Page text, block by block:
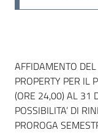
Dati del
AFFIDAMENTO
PROPERTY PER IL
(ORE 24,00) AL 31
POSSIBILITA’ DI
PROROGA